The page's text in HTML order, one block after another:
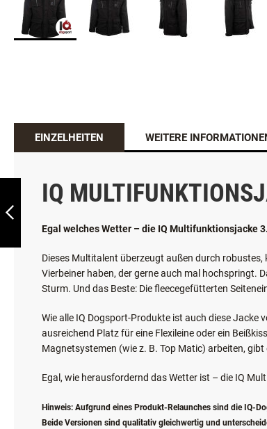
BELCANDO
SOFTSHELL-JACKE
EINZELHEITEN
IQ
Egal welches Wetter – die IQ Multifunktionsjacke
Dieses Multitalent überzeugt außen durch
Vierbeiner haben, der gerne auch mal hochspringt.
Sturm. Und das Beste: Die fleecegefütterten
Wie alle IQ Dogsport-Produkte ist auch diese Jacke
ausreichend Platz für eine Flexileine oder ein
Magnetsystemen (wie z. B. Top Matic) arbeiten,
Egal, wie herausfordernd das Wetter ist – die IQ
Hinweis: Aufgrund eines Produkt-Relaunches sind die IQ-
Beide Versionen sind qualitativ gleichwertig und
WEITERE